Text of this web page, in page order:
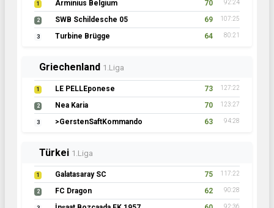
1 Arminius Belgium 70 92:24
2 SWB Schildesche 05 69 107:25
3 Turbine Brügge 64 80:21
Griechenland 1.Liga
1 LE PELLEponese 73 127:22
2 Nea Karia 70 123:27
3 >GerstenSaftKommando 63 94:28
Türkei 1.Liga
1 Galatasaray SC 75 117:22
2 FC Dragon 62 90:28
92:36